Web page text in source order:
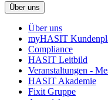
Über uns
Über uns
myHASIT
Compliance
HASIT Leitbild
Veranstaltungen -
HASIT Akademie
Fixit Gruppe